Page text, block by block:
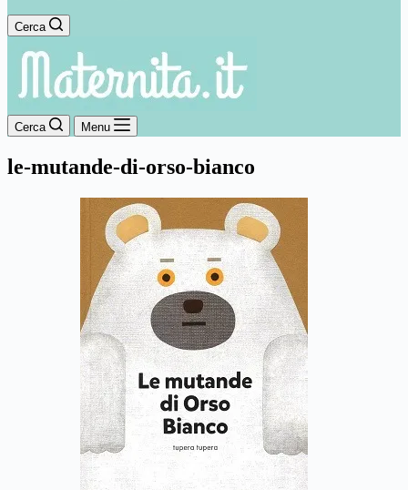
Cerca
Cerca Menu
le-mutande-di-orso-bianco